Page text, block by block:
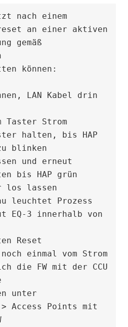
nach einem
an einer aktiven
gemäß
können:
LAN Kabel drin
Taster Strom
halten, bis HAP
blinken
und erneut
bis HAP grün
los lassen
leuchtet Prozess
EQ-3 innerhalb von
Reset
einmal vom Strom
die FW mit der CCU
unter
> Access Points mit